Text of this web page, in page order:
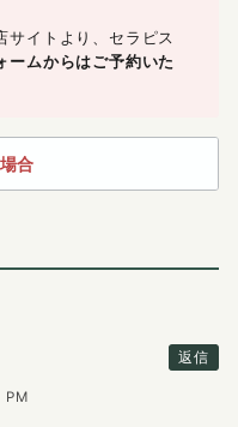
サイトより、セラピス
ームからはご予約いた
合
返信
PM